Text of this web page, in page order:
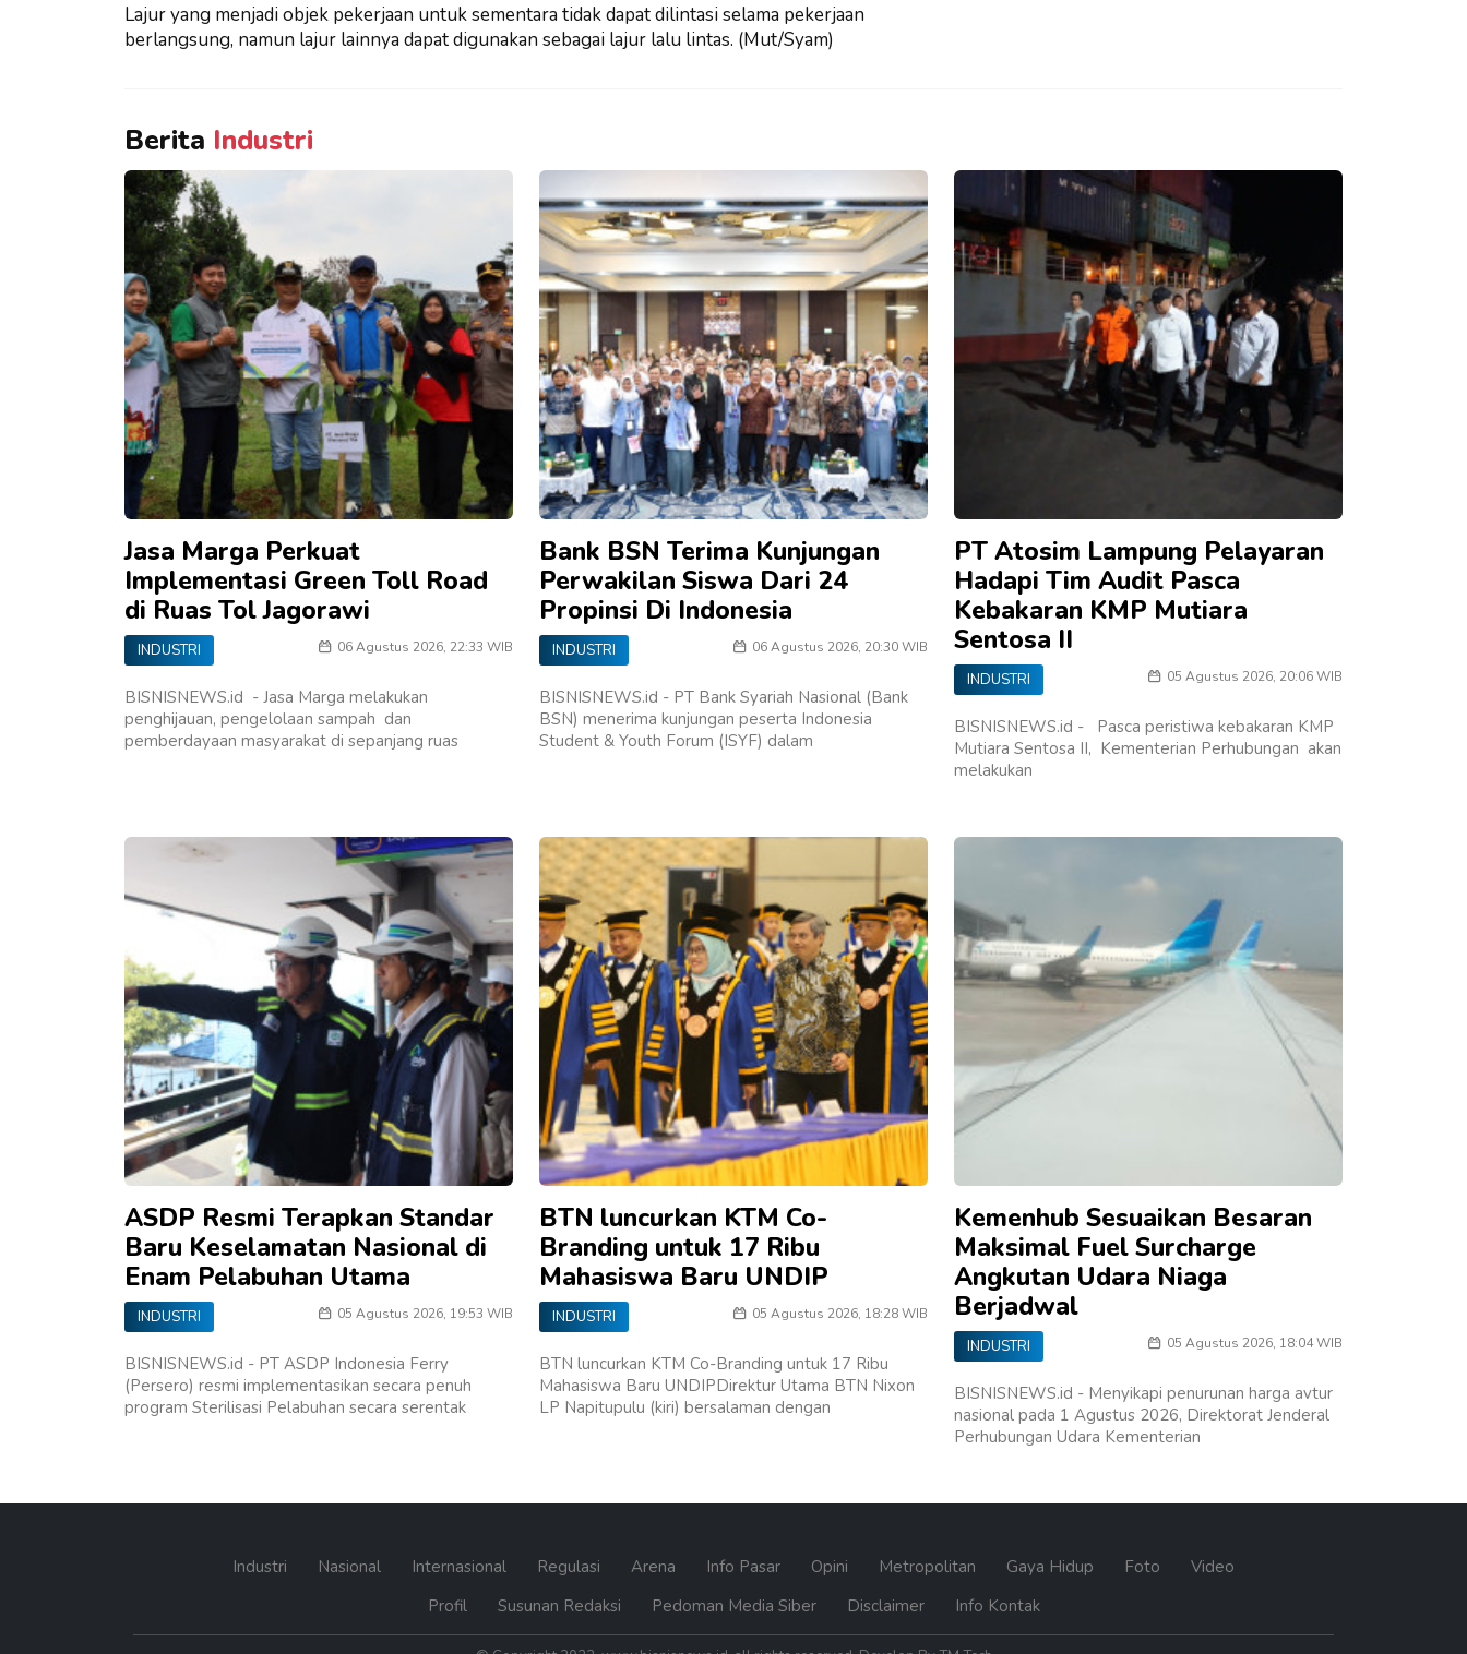
Lajur yang menjadi objek pekerjaan untuk sementara tidak dapat dilintasi selama pekerjaan
berlangsung, namun lajur lainnya dapat digunakan sebagai lajur lalu lintas. (Mut/Syam)
Berita Industri
Jasa Marga Perkuat
Implementasi Green Toll Road
di Ruas Tol Jagorawi
INDUSTRI 06 Agustus 2026, 22:33 WIB
BISNISNEWS.id - Jasa Marga melakukan
penghijauan, pengelolaan sampah dan
pemberdayaan masyarakat di sepanjang ruas
Bank BSN Terima Kunjungan
Perwakilan Siswa Dari 24
Propinsi Di Indonesia
INDUSTRI 06 Agustus 2026, 20:30 WIB
BISNISNEWS.id - PT Bank Syariah Nasional (Bank
BSN) menerima kunjungan peserta Indonesia
Student & Youth Forum (ISYF) dalam
PT Atosim Lampung Pelayaran
Hadapi Tim Audit Pasca
Kebakaran KMP Mutiara
Sentosa II
INDUSTRI 05 Agustus 2026, 20:06 WIB
BISNISNEWS.id - Pasca peristiwa kebakaran KMP
Mutiara Sentosa II, Kementerian Perhubungan akan
melakukan
ASDP Resmi Terapkan Standar
Baru Keselamatan Nasional di
Enam Pelabuhan Utama
INDUSTRI 05 Agustus 2026, 19:53 WIB
BISNISNEWS.id - PT ASDP Indonesia Ferry
(Persero) resmi implementasikan secara penuh
program Sterilisasi Pelabuhan secara serentak
BTN luncurkan KTM Co-
Branding untuk 17 Ribu
Mahasiswa Baru UNDIP
INDUSTRI 05 Agustus 2026, 18:28 WIB
BTN luncurkan KTM Co-Branding untuk 17 Ribu
Mahasiswa Baru UNDIPDirektur Utama BTN Nixon
LP Napitupulu (kiri) bersalaman dengan
Kemenhub Sesuaikan Besaran
Maksimal Fuel Surcharge
Angkutan Udara Niaga
Berjadwal
INDUSTRI 05 Agustus 2026, 18:04 WIB
BISNISNEWS.id - Menyikapi penurunan harga avtur
nasional pada 1 Agustus 2026, Direktorat Jenderal
Perhubungan Udara Kementerian
Industri Nasional Internasional Regulasi Arena Info Pasar Opini Metropolitan Gaya Hidup Foto
Video
Profil
Susunan Redaksi Pedoman Media Siber Disclaimer Info Kontak